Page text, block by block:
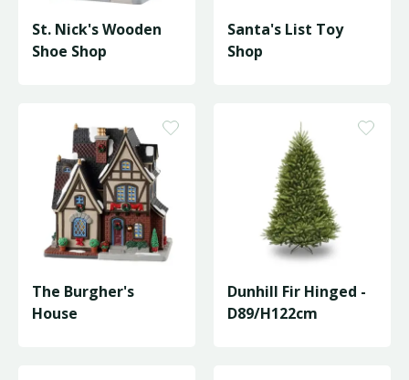
St. Nick's Wooden
Shoe Shop
Santa's List Toy
Shop
The Burgher's
House
Dunhill Fir Hinged -
D89/H122cm